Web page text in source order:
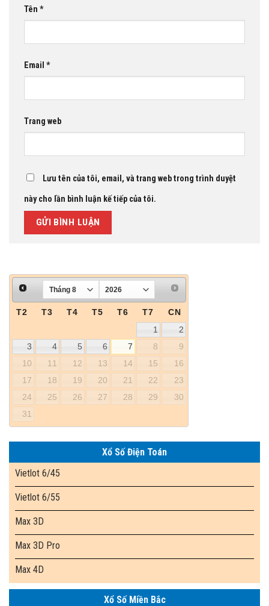
Tên *
Email *
Trang web
Lưu tên của tôi, email, và trang web trong trình duyệt
này cho lần bình luận kế tiếp của tôi.
T2 T3 T4 T5 T6 T7
CN
1
2
3
4 5 6 7 8
9
10
11 12 13 14 15
16
17
18 19 20 21 22
23
24
25 26 27 28 29
30
31
Xổ Số Điện Toán
Vietlot 6/45
Vietlot 6/55
Max 3D
Max 3D Pro
Max 4D
Xổ Số Miền Bắc